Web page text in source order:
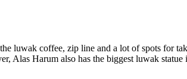
luwak coffee, zip line and a lot of spots for
Alas Harum also has the biggest luwak statue